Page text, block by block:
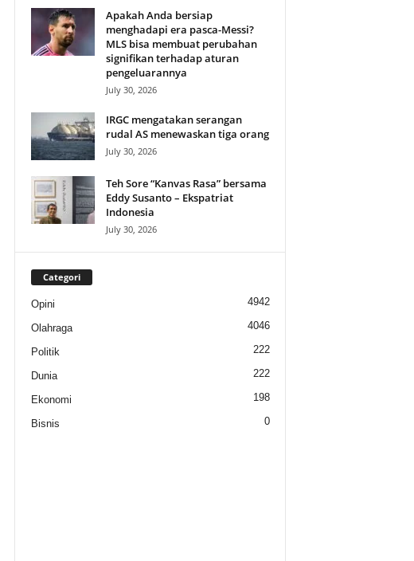
Apakah Anda bersiap
menghadapi era pasca-Messi?
MLS bisa membuat perubahan
signifikan terhadap aturan
pengeluarannya
July 30, 2026
IRGC mengatakan serangan
rudal AS menewaskan tiga orang
July 30, 2026
Teh Sore “Kanvas Rasa” bersama
Eddy Susanto – Ekspatriat
Indonesia
July 30, 2026
Categori
Opini 4942
Olahraga 4046
Politik 222
Dunia 222
Ekonomi 198
Bisnis 0